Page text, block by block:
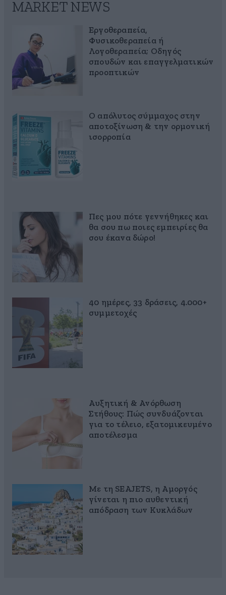
MARKET NEWS
Εργοθεραπεία,
Φυσικοθεραπεία ή
Λογοθεραπεία; Οδηγός
σπουδών και επαγγελματικών
προοπτικών
Ο απόλυτος σύμμαχος στην
αποτοξίνωση & την ορμονική
ισορροπία
Πες μου πότε γεννήθηκες και
θα σου πω ποιες εμπειρίες θα
σου έκανα δώρο!
40 ημέρες, 33 δράσεις, 4.000+
συμμετοχές
Αυξητική & Ανόρθωση
Στήθους: Πώς συνδυάζονται
για το τέλειο, εξατομικευμένο
αποτέλεσμα
Με τη SEAJETS, η Αμοργός
γίνεται η πιο αυθεντική
απόδραση των Κυκλάδων